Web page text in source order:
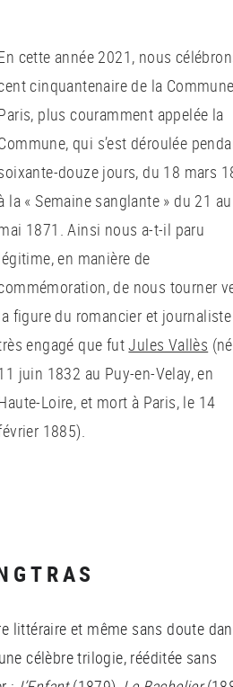
cette année 2021, nous
cinquantenaire de la
plus couramment appelée la
qui s’est déroulée
douze jours, du 18 mars
la « Semaine sanglante » du 21
1871. Ainsi nous a-t-il paru
en manière de
de nous tourner
figure du romancier et journaliste
engagé que futJules Vallès
juin 1832 au Puy-en-Velay, en
Loire, et mort à Paris, le 14
1885).
littéraire et même sans doute
célèbre trilogie, rééditée sans